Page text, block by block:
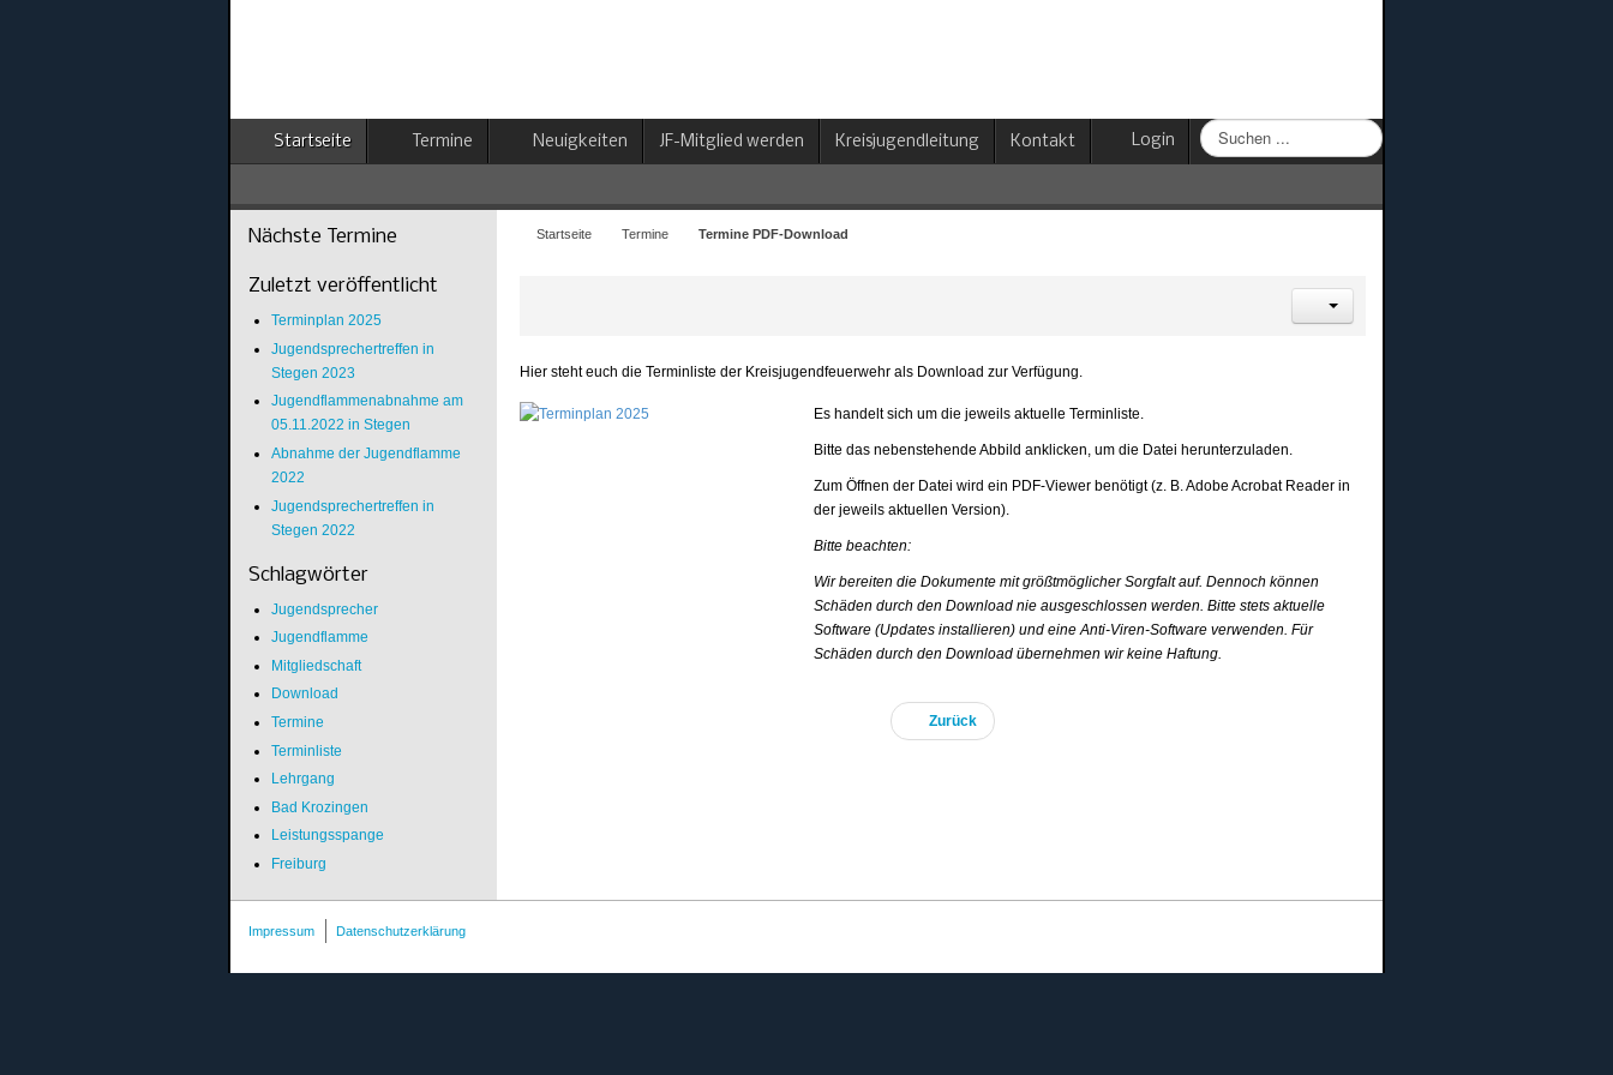
Startseite Termine Neuigkeiten JF-Mitglied werden Kreisjugendleitung Kontakt Login
Suchen
...
Startseite Termine Termine PDF-Download
Hier steht euch die Terminliste der Kreisjugendfeuerwehr als Download zur Verfügung.
Es handelt sich um die jeweils aktuelle Terminliste.
Bitte das nebenstehende Abbild anklicken, um die Datei herunterzuladen.
Zum Öffnen der Datei wird ein PDF-Viewer benötigt (z. B. Adobe Acrobat Reader in
der jeweils aktuellen Version).
Bitte beachten:
Wir bereiten die Dokumente mit größtmöglicher Sorgfalt auf. Dennoch können
Schäden durch den Download nie ausgeschlossen werden. Bitte stets aktuelle
Software (Updates installieren) und eine Anti-Viren-Software verwenden. Für
Schäden durch den Download übernehmen wir keine Haftung.
Zurück
Nächste Termine
Zuletzt veröffentlicht
Terminplan 2025
Jugendsprechertreffen in
Stegen 2023
Jugendflammenabnahme am
05.11.2022 in Stegen
Abnahme der Jugendflamme
2022
Jugendsprechertreffen in
Stegen 2022
Schlagwörter
Jugendsprecher
Jugendflamme
Mitgliedschaft
Download
Termine
Terminliste
Lehrgang
Bad Krozingen
Leistungsspange
Freiburg
Impressum Datenschutzerklärung